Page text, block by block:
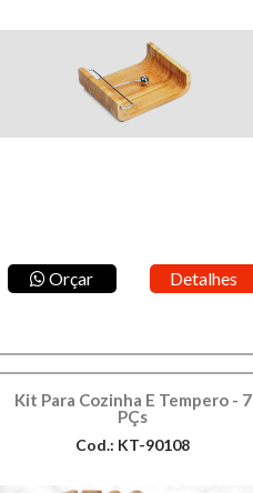
Orçar Detalhes
Kit Para Cozinha E Tempero - 7
PÇs
Cod.: KT-90108